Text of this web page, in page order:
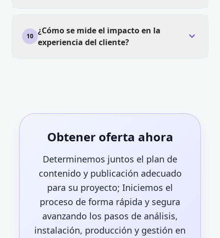
10
¿Cómo se mide el impacto en la
experiencia del cliente?
expand_more
Obtener oferta ahora
Determinemos juntos el plan de
contenido y publicación adecuado
para su proyecto; Iniciemos el
proceso de forma rápida y segura
avanzando los pasos de análisis,
instalación, producción y gestión en